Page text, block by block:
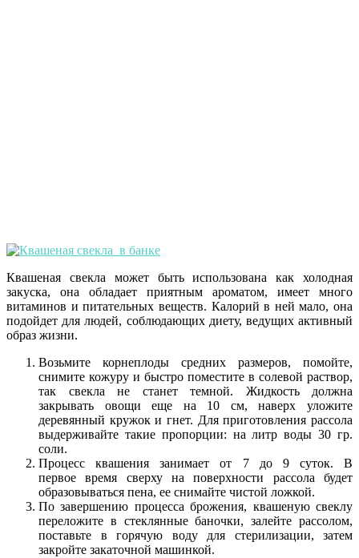
Квашеная свекла может быть использована как холодная
закуска, она обладает приятным ароматом, имеет много
витаминов и питательных веществ. Калорий в ней мало, она
подойдет для людей, соблюдающих диету, ведущих активный
образ жизни.
Возьмите корнеплоды средних размеров, помойте,
снимите кожуру и быстро поместите в солевой раствор,
так свекла не станет темной. Жидкость должна
закрывать овощи еще на 10 см, наверх уложите
деревянный кружок и гнет. Для приготовления рассола
выдерживайте такие пропорции: на литр воды 30 гр.
соли.
Процесс квашения занимает от 7 до 9 суток. В
первое время сверху на поверхности рассола будет
образовываться пена, ее снимайте чистой ложкой.
По завершению процесса брожения, квашеную свеклу
переложите в стеклянные баночки, залейте рассолом,
поставьте в горячую воду для стерилизации, затем
закройте закаточной машинкой.